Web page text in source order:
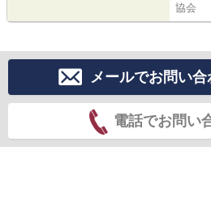
協会
メールでお問い
電話でお問い